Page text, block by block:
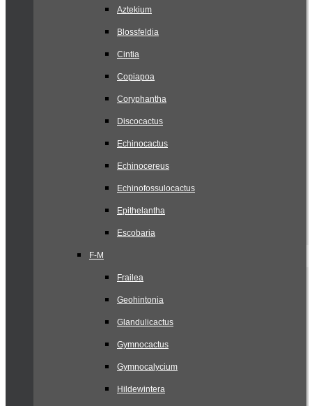
Aztekium
Blossfeldia
Cintia
Copiapoa
Coryphantha
Discocactus
Echinocactus
Echinocereus
Echinofossulocactus
Epithelantha
Escobaria
F-M
Frailea
Geohintonia
Glandulicactus
Gymnocactus
Gymnocalycium
Hildewintera